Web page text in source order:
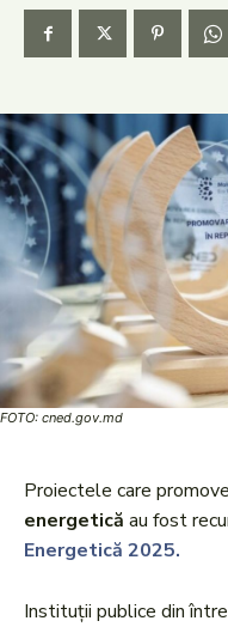
Vinării
Patrimoniu
Produs Acasă
FOTO: cned.gov.md
Proiectele care
energetică au fost
Energetică 2025.
Instituții publice din